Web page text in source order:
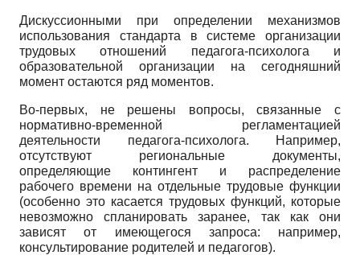
Дискуссионными при определении механизмов
использования стандарта в системе организации
трудовых отношений педагога-психолога и
образовательной организации на сегодняшний
момент остаются ряд моментов.
Во-первых, не решены вопросы, связанные с
нормативно-временной регламентацией
деятельности педагога-психолога. Например,
отсутствуют региональные документы,
определяющие контингент и распределение
рабочего времени на отдельные трудовые функции
(особенно это касается трудовых функций, которые
невозможно спланировать заранее, так как они
зависят от имеющегося запроса: например,
консультирование родителей и педагогов).